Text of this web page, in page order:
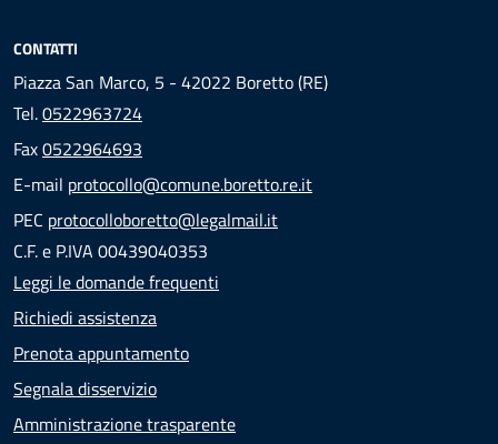
CONTATTI
Piazza San Marco, 5 - 42022 Boretto (RE)
Tel.0522963724
Fax0522964693
E-mail protocollo@comune.boretto.re.it
PEC protocolloboretto@legalmail.it
C.F. e P.IVA 00439040353
Leggi le domande frequenti
Richiedi assistenza
Prenota appuntamento
Segnala disservizio
Amministrazione trasparente